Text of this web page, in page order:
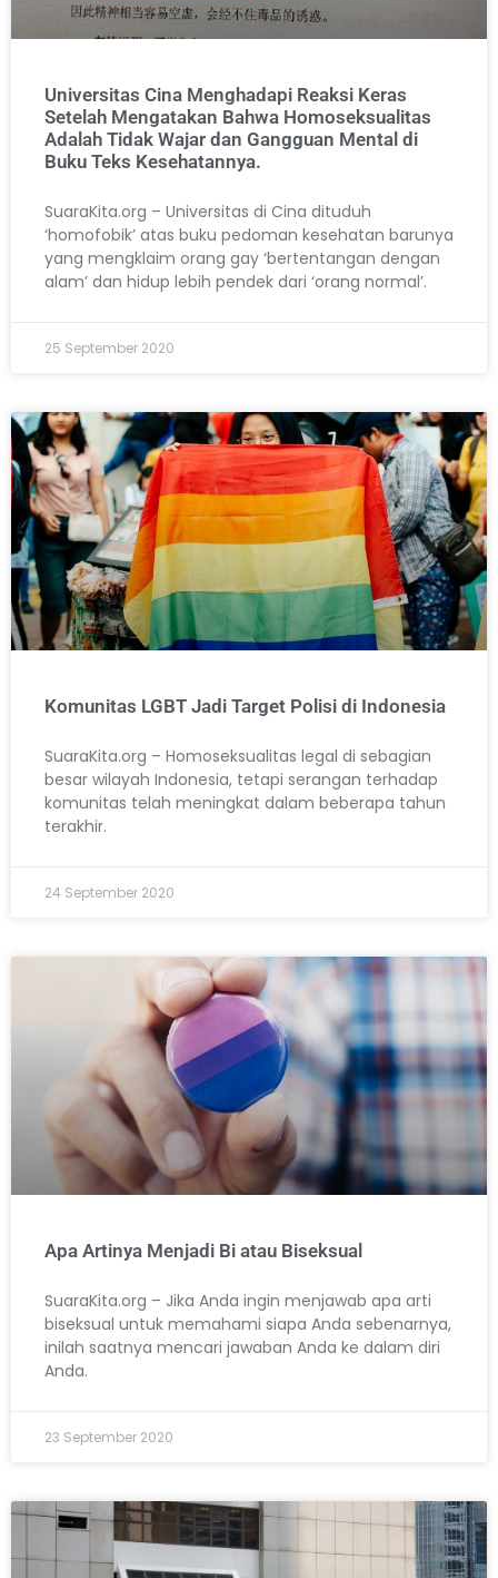
Universitas Cina Menghadapi Reaksi Keras
Setelah Mengatakan Bahwa Homoseksualitas
Adalah Tidak Wajar dan Gangguan Mental di
Buku Teks Kesehatannya.
SuaraKita.org – Universitas di Cina dituduh
‘homofobik’ atas buku pedoman kesehatan barunya
yang mengklaim orang gay ‘bertentangan dengan
alam’ dan hidup lebih pendek dari ‘orang normal’.
25 September 2020
Komunitas LGBT Jadi Target Polisi di Indonesia
SuaraKita.org – Homoseksualitas legal di sebagian
besar wilayah Indonesia, tetapi serangan terhadap
komunitas telah meningkat dalam beberapa tahun
terakhir.
24 September 2020
Apa Artinya Menjadi Bi atau Biseksual
SuaraKita.org – Jika Anda ingin menjawab apa arti
biseksual untuk memahami siapa Anda sebenarnya,
inilah saatnya mencari jawaban Anda ke dalam diri
Anda.
23 September 2020